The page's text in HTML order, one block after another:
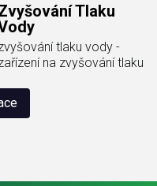
Tlaku
tlaku vody -
na zvyšování tlaku